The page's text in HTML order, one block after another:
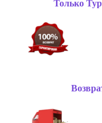
Только